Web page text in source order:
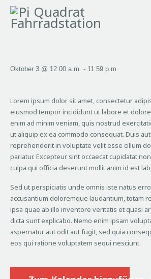
Pi Quadrat
Startseite
Angebote
Fahrradverleih
Werkstatt
Kontakt
Search
facebook
Oktober 3 @ 12:00 a.m. - 11:59 p.m.
Lorem ipsum dolor sit amet, consectetur
eiusmod tempor incididunt ut labore et
enim ad minim veniam, quis nostrud
ut aliquip ex ea commodo consequat. Duis
reprehenderit in voluptate velit esse cillum
pariatur. Excepteur sint occaecat cupidatat
culpa qui officia deserunt mollit anim id est
Sed ut perspiciatis unde omnis iste natus
accusantium doloremque laudantium, totam
ipsa quae ab illo inventore veritatis et quasi
dicta sunt explicabo. Nemo enim ipsam
aspernatur aut odit aut fugit, sed quia
eos qui ratione voluptatem sequi nesciunt.